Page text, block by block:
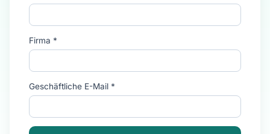
Firma *
Geschäftliche E-Mail *